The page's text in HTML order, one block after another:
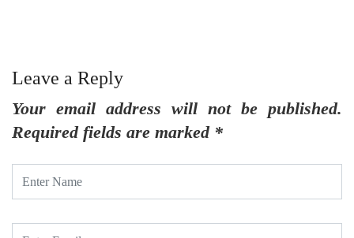
Leave a Reply
Your email address will not be published.
Required fields are marked *